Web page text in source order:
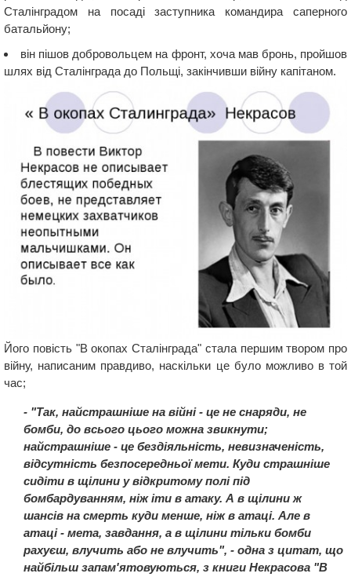
Сталінградом на посаді заступника командира саперного
батальйону;
він пішов добровольцем на фронт, хоча мав бронь, пройшов
шлях від Сталінграда до Польщі, закінчивши війну капітаном.
Його повість "В окопах Сталінграда" стала першим твором про
війну, написаним правдиво, наскільки це було можливо в той
час;
- "Так, найстрашніше на війні - це не снаряди, не
бомби, до всього цього можна звикнути;
найстрашніше - це бездіяльність, невизначеність,
відсутність безпосередньої мети. Куди страшніше
сидіти в щілини у відкритому полі під
бомбардуванням, ніж іти в атаку. А в щілини ж
шансів на смерть куди менше, ніж в атаці. Але в
атаці - мета, завдання, а в щілини тільки бомби
рахуєш, влучить або не влучить", - одна з цитат, що
найбільш запам'ятовуються, з книги Некрасова "В